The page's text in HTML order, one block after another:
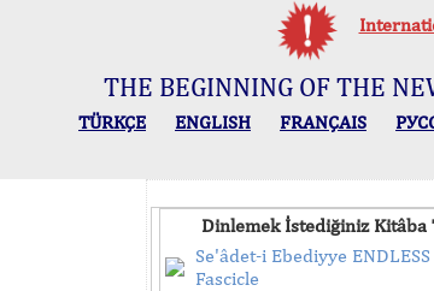
THE BEGINNING OF THE
TÜRKÇE ENGLISH FRANÇAIS
Dinlemek İstediğiniz Kitâba
Se'âdet-i Ebediyye
Fascicle